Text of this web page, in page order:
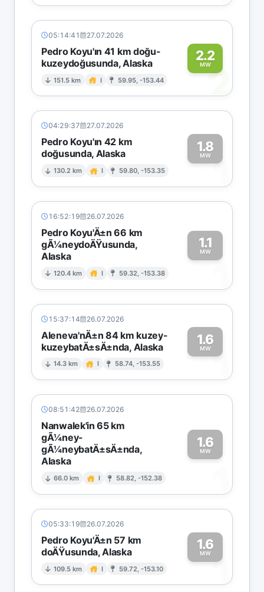
05:14:41 27.07.2026
Pedro Koyu'ın 41 km doğu-
kuzeydoğusunda, Alaska
151.5 km I 59.95, -153.44
2.2
MW2
04:29:37 27.07.2026
Pedro Koyu'ın 42 km
doğusunda, Alaska
130.2 km I 59.80, -153.35
1.8
MW1
16:52:19 26.07.2026
Pedro Koyu'Ä±n 66 km
gÃ¼neydoÄŸusunda,
Alaska
120.4 km I 59.32, -153.38
1.1
MW
1
15:37:14 26.07.2026
Aleneva'nÄ±n 84 km kuzey-
kuzeybatÄ±sÄ±nda, Alaska
14.3 km I 58.74, -153.55
1.6
MW1
08:51:42 26.07.2026
Nanwalek'in 65 km
gÃ¼ney-
gÃ¼neybatÄ±sÄ±nda,
Alaska
66.0 km I 58.82, -152.38
1.6
MW
1
05:33:19 26.07.2026
Pedro Koyu'Ä±n 57 km
doÄŸusunda, Alaska
109.5 km I 59.72, -153.10
1.6
MW1